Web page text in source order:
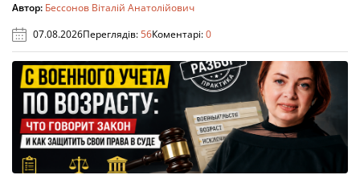
Автор: Бессонов Віталій Анатолійович
07.08.2026Переглядів:56Коментарі:0